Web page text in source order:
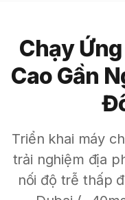
Chạy
Cao Gần
Triển khai máy
trải nghiệm địa
nối độ trễ thấp